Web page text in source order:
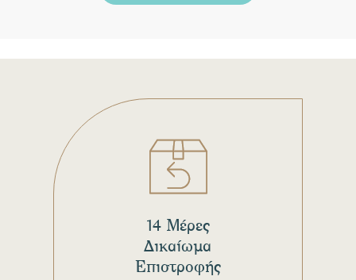
14 Μέρες
Δικαίωμα
Επιστροφής